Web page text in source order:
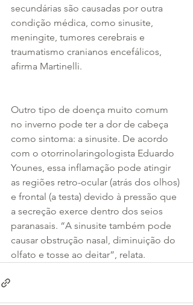
secundárias são causadas por outra
condição médica, como sinusite,
meningite, tumores cerebrais e
traumatismo cranianos encefálicos,
afirma Martinelli.
Outro tipo de doença muito comum
no inverno pode ter a dor de cabeça
como sintoma: a sinusite. De acordo
com o otorrinolaringologista Eduardo
Younes, essa inflamação pode atingir
as regiões retro-ocular (atrás dos olhos)
e frontal (a testa) devido à pressão que
a secreção exerce dentro dos seios
paranasais. “A sinusite também pode
causar obstrução nasal, diminuição do
olfato e tosse ao deitar”, relata.